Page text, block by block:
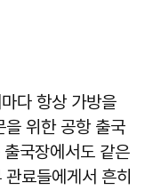
다 항상 가방을
을 위한 공항 출국
국장에서도 같은
료들에게서 흔히